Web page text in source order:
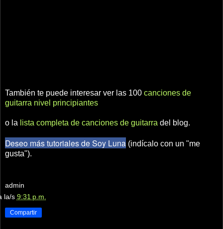
También te puede interesar ver las 100 canciones de
guitarra nivel principiantes
o la lista completa de canciones de guitarra del blog.
Deseo más tutoriales de Soy Luna (indícalo con un "me
gusta").
admin
la/s 9:31 p.m.
Compartir